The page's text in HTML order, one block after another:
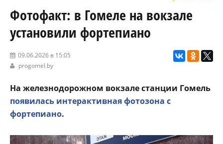
Фотофакт: в Гомеле на вокзале
установили фортепиано
09.06.2026 в 15:05
progomel.by
На железнодорожном вокзале станции Гомель
появилась интерактивная фотозона с
фортепиано.